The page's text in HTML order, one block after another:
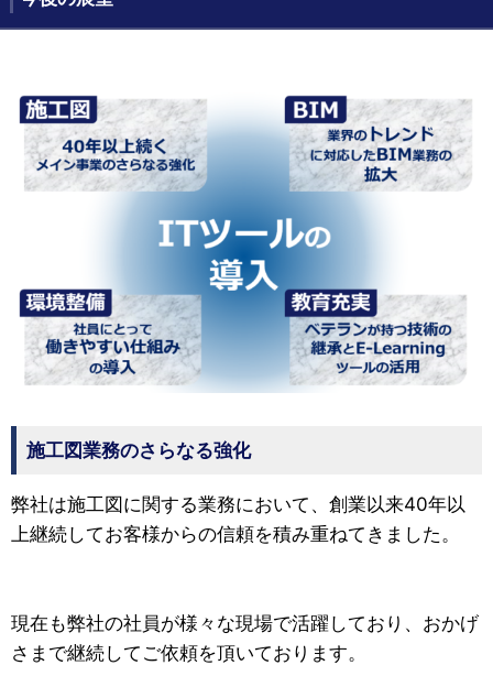
施工図業務のさらなる強化
弊社は施工図に関する業務において、創業以来40年以
上継続してお客様からの信頼を積み重ねてきました。
現在も弊社の社員が様々な現場で活躍しており、おかげ
さまで継続してご依頼を頂いております。